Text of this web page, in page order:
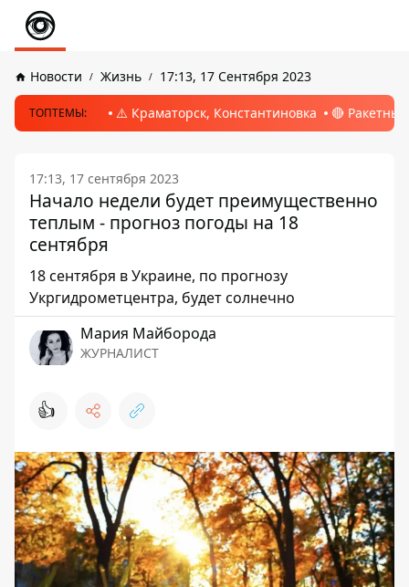
Новости Жизнь 17:13, 17 Сентября 2023
ТОПТЕМЫ: ⚠️ Краматорск, Константиновка 🔴
17:13, 17 сентября 2023
Начало недели будет преимущественно
теплым - прогноз погоды на 18
сентября
18 сентября в Украине, по прогнозу
Укргидрометцентра, будет солнечно
Мария Майборода
ЖУРНАЛИСТ
👍